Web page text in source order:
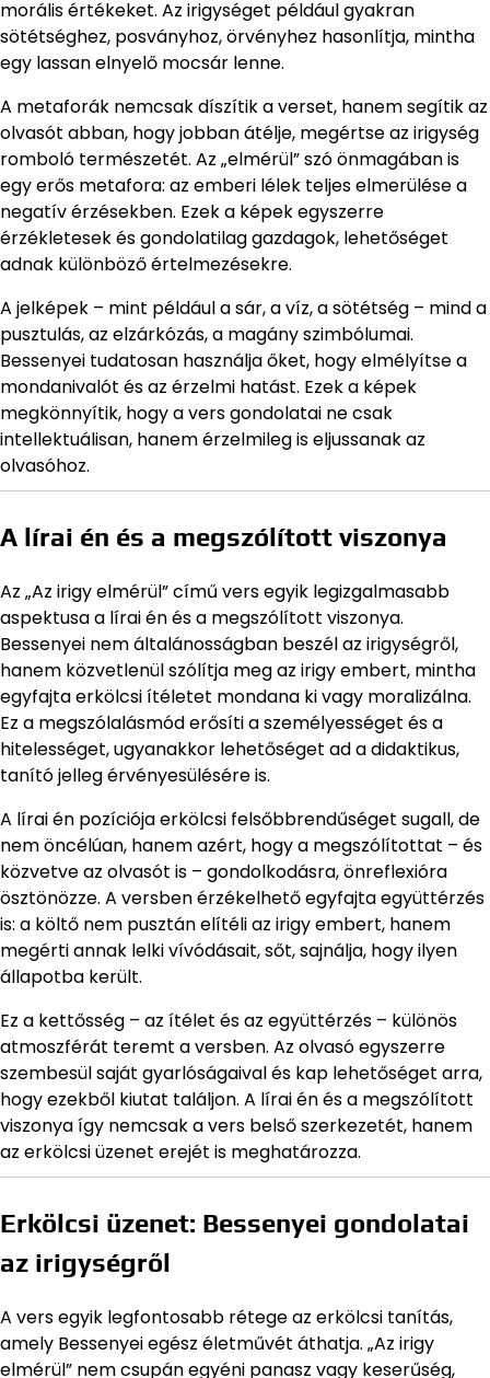
morális értékeket. Az irigységet például gyakran
sötétséghez, posványhoz, örvényhez hasonlítja, mintha
egy lassan elnyelő mocsár lenne.
A metaforák nemcsak díszítik a verset, hanem segítik az
olvasót abban, hogy jobban átélje, megértse az irigység
romboló természetét. Az „elmérül” szó önmagában is
egy erős metafora: az emberi lélek teljes elmerülése a
negatív érzésekben. Ezek a képek egyszerre
érzékletesek és gondolatilag gazdagok, lehetőséget
adnak különböző értelmezésekre.
A jelképek – mint például a sár, a víz, a sötétség – mind a
pusztulás, az elzárkózás, a magány szimbólumai.
Bessenyei tudatosan használja őket, hogy elmélyítse a
mondanivalót és az érzelmi hatást. Ezek a képek
megkönnyítik, hogy a vers gondolatai ne csak
intellektuálisan, hanem érzelmileg is eljussanak az
olvasóhoz.
A lírai én és a megszólított viszonya
Az „Az irigy elmérül” című vers egyik legizgalmasabb
aspektusa a lírai én és a megszólított viszonya.
Bessenyei nem általánosságban beszél az irigységről,
hanem közvetlenül szólítja meg az irigy embert, mintha
egyfajta erkölcsi ítéletet mondana ki vagy moralizálna.
Ez a megszólalásmód erősíti a személyességet és a
hitelességet, ugyanakkor lehetőséget ad a didaktikus,
tanító jelleg érvényesülésére is.
A lírai én pozíciója erkölcsi felsőbbrendűséget sugall, de
nem öncélúan, hanem azért, hogy a megszólítottat – és
közvetve az olvasót is – gondolkodásra, önreflexióra
ösztönözze. A versben érzékelhető egyfajta együttérzés
is: a költő nem pusztán elítéli az irigy embert, hanem
megérti annak lelki vívódásait, sőt, sajnálja, hogy ilyen
állapotba került.
Ez a kettősség – az ítélet és az együttérzés – különös
atmoszférát teremt a versben. Az olvasó egyszerre
szembesül saját gyarlóságaival és kap lehetőséget arra,
hogy ezekből kiutat találjon. A lírai én és a megszólított
viszonya így nemcsak a vers belső szerkezetét, hanem
az erkölcsi üzenet erejét is meghatározza.
Erkölcsi üzenet: Bessenyei gondolatai
az irigységről
A vers egyik legfontosabb rétege az erkölcsi tanítás,
amely Bessenyei egész életművét áthatja. „Az irigy
elmérül” nem csupán egyéni panasz vagy keserűség,